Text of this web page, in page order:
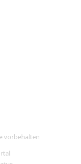
vorbehalten